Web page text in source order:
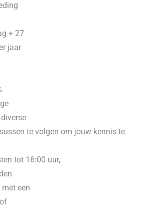
+ 27
jaar
te volgen om jouw kennis te
tot 16:00 uur,
een